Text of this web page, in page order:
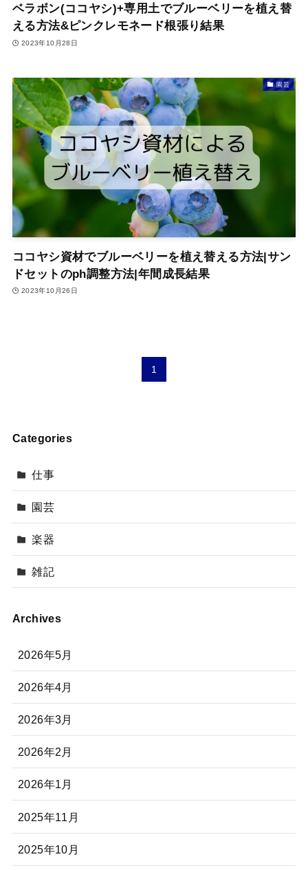
ベラボン(ココヤシ)+専用土でブルーベリーを植え替
える方法&ピンクレモネード根張り結果
2023年10月28日
園芸
ココヤシ資材でブルーベリーを植え替える方法|サン
ドセットのph調整方法|年間成長結果
2023年10月26日
1
Categories
仕事
園芸
楽器
雑記
Archives
2026年5月
2026年4月
2026年3月
2026年2月
2026年1月
2025年11月
2025年10月